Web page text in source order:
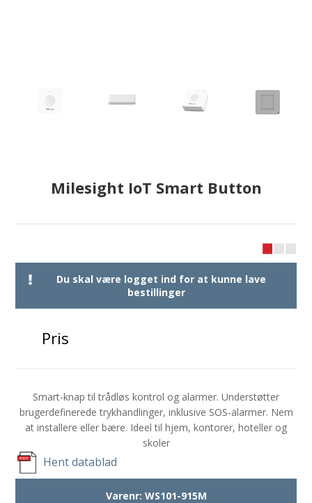
Milesight IoT Smart Button
Du skal være logget ind for at kunne lave
bestillinger
Pris
Smart-knap til trådløs kontrol og alarmer. Understøtter
brugerdefinerede trykhandlinger, inklusive SOS-alarmer. Nem
at installere eller bære. Ideel til hjem, kontorer, hoteller og
skoler
Hent datablad
Varenr: WS101-915M